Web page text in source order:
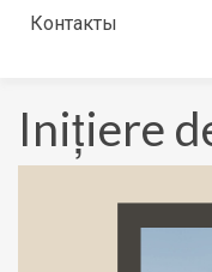
Контакты
Inițiere